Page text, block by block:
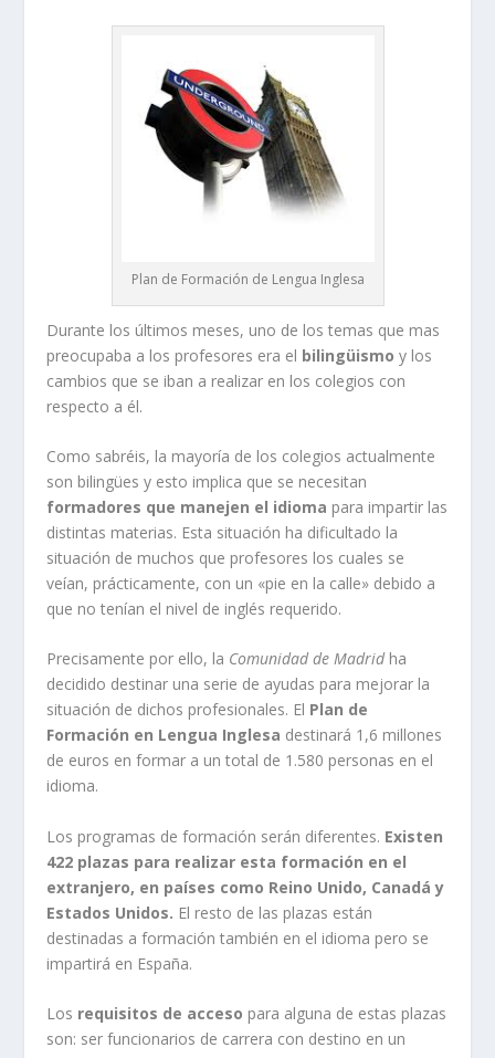
Plan de Formación de Lengua Inglesa
Durante los últimos meses, uno de los temas que mas
preocupaba a los profesores era el bilingüismo y los
cambios que se iban a realizar en los colegios con
respecto a él.
Como sabréis, la mayoría de los colegios actualmente
son bilingües y esto implica que se necesitan
formadores que manejen el idioma para impartir las
distintas materias. Esta situación ha dificultado la
situación de muchos que profesores los cuales se
veían, prácticamente, con un «pie en la calle» debido a
que no tenían el nivel de inglés requerido.
Precisamente por ello, la Comunidad de Madridha
decidido destinar una serie de ayudas para mejorar la
situación de dichos profesionales. El Plan de
Formación en Lengua Inglesa destinará 1,6 millones
de euros en formar a un total de 1.580 personas en el
idioma.
Los programas de formación serán diferentes. Existen
422 plazas para realizar esta formación en el
extranjero, en países como Reino Unido, Canadá y
Estados Unidos. El resto de las plazas están
destinadas a formación también en el idioma pero se
impartirá en España.
Los requisitos de acceso para alguna de estas plazas
son: ser funcionarios de carrera con destino en un